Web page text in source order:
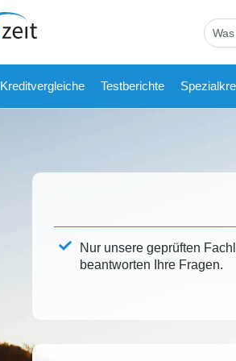
Kreditvergleiche Testberichte
Nur unsere geprüften
beantworten Ihre Fragen.